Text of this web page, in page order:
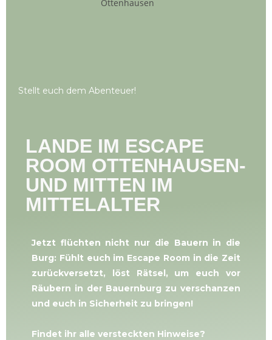
Stellt euch dem Abenteuer!
LANDE IM ESCAPE
ROOM OTTENHAUSEN-
UND MITTEN IM
MITTELALTER
Jetzt flüchten nicht nur die Bauern in die
Burg: Fühlt euch im Escape Room in die Zeit
zurückversetzt, löst Rätsel, um euch vor
Räubern in der Bauernburg zu verschanzen
und euch in Sicherheit zu bringen!
Findet ihr alle versteckten Hinweise?